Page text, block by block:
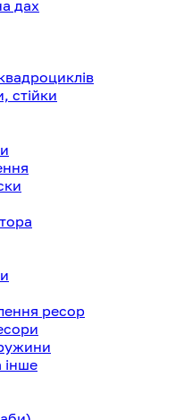
дах
стійки
ресор
інше